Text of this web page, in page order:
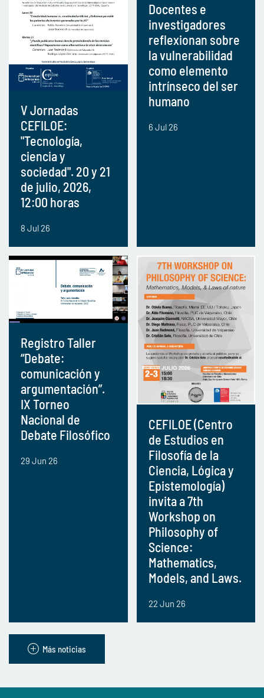
V Jornadas
CEFILOE:
"Tecnología,
ciencia y
sociedad". 20 y 21
de julio, 2026,
12:00 horas
8 Jul 26
Docentes e
investigadores
reflexionan sobre
la vulnerabilidad
como elemento
intrínseco del ser
humano
6 Jul 26
Registro Taller
“Debate:
comunicación y
argumentación”.
IX Torneo
Nacional de
Debate Filosófico
29 Jun 26
CEFILOE (Centro
de Estudios en
Filosofía de la
Ciencia, Lógica y
Epistemología)
invita a 7th
Workshop on
Philosophy of
Science:
Mathematics,
Models, and Laws.
22 Jun 26
Más noticias